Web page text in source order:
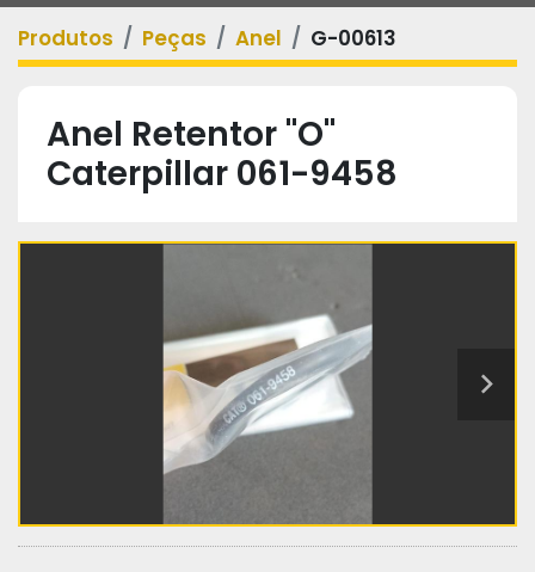
Produtos Peças Anel G-00613
Anel Retentor "O"
Caterpillar 061-9458